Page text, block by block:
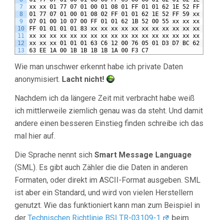
7
8
9
10
11
12
13
xx xx 01 77 07 01 00 01 08 01 FF 01 01 62 1E 52 FF 59
01 77 07 01 00 01 08 02 FF 01 01 62 1E 52 FF 59 xx xx
07 01 00 10 07 00 FF 01 01 62 1B 52 00 55 xx xx xx xx
FF 01 01 01 01 83 xx xx xx xx xx xx xx xx xx xx xx xx
xx xx xx xx xx xx xx xx xx xx xx xx xx xx xx xx xx xx
xx xx xx 01 01 01 63 C6 12 00 76 05 01 D3 D7 BC 62 00
63 EE 1A 00 1B 1B 1B 1B 1A 00 F3 C7
Wie man unschwer erkennt habe ich private Daten
anonymisiert. Lacht nicht!
Nachdem ich da längere Zeit mit verbracht habe weiß
ich mittlerweile ziemlich genau was da steht. Und damit
andere einen besseren Einstieg finden schreibe ich das
mal hier auf.
Die Sprache nennt sich Smart Message Language
(SML). Es gibt auch Zähler die die Daten in anderen
Formaten, oder direkt im ASCII-Format ausgeben. SML
ist aber ein Standard, und wird von vielen Herstellern
genutzt. Wie das funktioniert kann man zum Beispiel in
der Technischen Richtlinie BSI TR-03109-1
beim